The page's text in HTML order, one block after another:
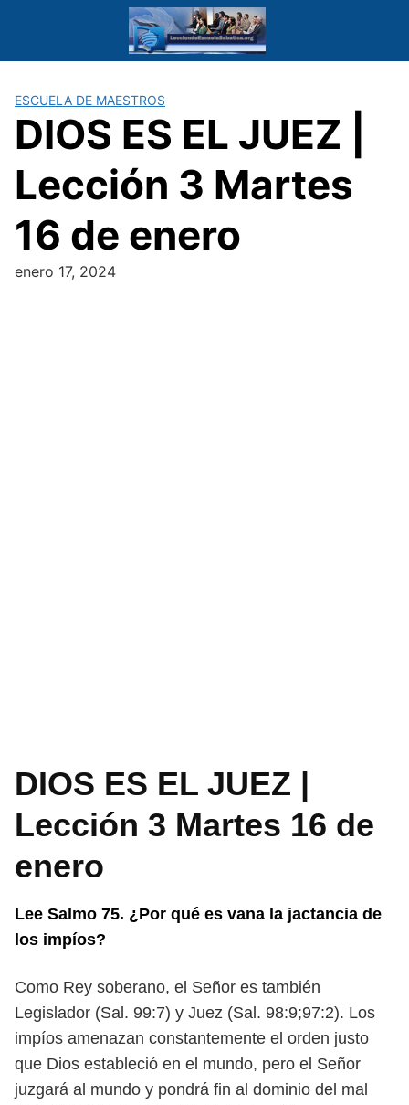
ESCUELA DE MAESTROS
DIOS ES EL JUEZ |
Lección 3 Martes
16 de enero
enero 17, 2024
DIOS ES EL JUEZ |
Lección 3 Martes 16 de
enero
Lee Salmo 75. ¿Por qué es vana la jactancia de
los impíos?
Como Rey soberano, el Señor es también
Legislador (Sal. 99:7) y Juez (Sal. 98:9;97:2). Los
impíos amenazan constantemente el orden justo
que Dios estableció en el mundo, pero el Señor
juzgará al mundo y pondrá fin al dominio del mal